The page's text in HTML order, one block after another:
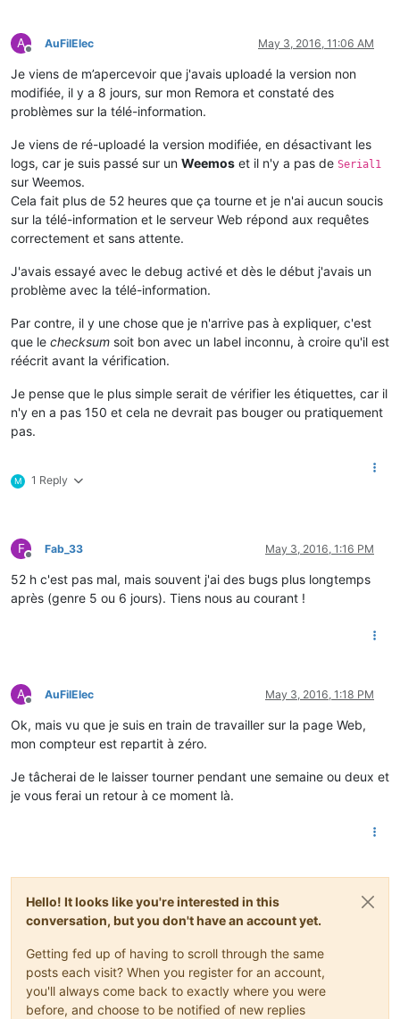
A
Offline
AuFilElec May 3, 2016, 11:06 AM
Je viens de m’apercevoir que j'avais uploadé la version non
modifiée, il y a 8 jours, sur mon Remora et constaté des
problèmes sur la télé-information.
Je viens de ré-uploadé la version modifiée, en désactivant les
logs, car je suis passé sur un Weemos et il n'y a pas de Serial1
sur Weemos.
Cela fait plus de 52 heures que ça tourne et je n'ai aucun soucis
sur la télé-information et le serveur Web répond aux requêtes
correctement et sans attente.
J'avais essayé avec le debug activé et dès le début j'avais un
problème avec la télé-information.
Par contre, il y une chose que je n'arrive pas à expliquer, c'est
que le checksum soit bon avec un label inconnu, à croire qu'il est
réécrit avant la vérification.
Je pense que le plus simple serait de vérifier les étiquettes, car il
n'y en a pas 150 et cela ne devrait pas bouger ou pratiquement
pas.
M 1 Reply
F
Offline
Fab_33 May 3, 2016, 1:16 PM
52 h c'est pas mal, mais souvent j'ai des bugs plus longtemps
après (genre 5 ou 6 jours). Tiens nous au courant !
A
Offline
AuFilElec May 3, 2016, 1:18 PM
Ok, mais vu que je suis en train de travailler sur la page Web,
mon compteur est repartit à zéro.
Je tâcherai de le laisser tourner pendant une semaine ou deux et
je vous ferai un retour à ce moment là.
Hello! It looks like you're interested in this
conversation, but you don't have an account yet.
Getting fed up of having to scroll through the same
posts each visit? When you register for an account,
you'll always come back to exactly where you were
before, and choose to be notified of new replies